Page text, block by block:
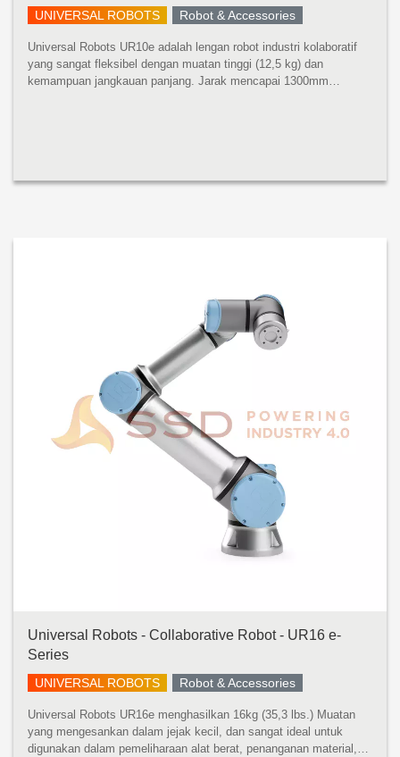
UNIVERSAL ROBOTS Robot & Accessories
Universal Robots UR10e adalah lengan robot industri kolaboratif
yang sangat fleksibel dengan muatan tinggi (12,5 kg) dan
kemampuan jangkauan panjang. Jarak mencapai 1300mm
Universal Robots - Collaborative Robot - UR16 e-
Series
UNIVERSAL ROBOTS Robot & Accessories
Universal Robots UR16e menghasilkan 16kg (35,3 lbs.) Muatan
yang mengesankan dalam jejak kecil, dan sangat ideal untuk
digunakan dalam pemeliharaan alat berat, penanganan material,